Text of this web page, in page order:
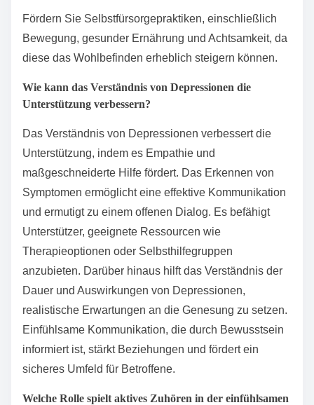
Fördern Sie Selbstfürsorgepraktiken, einschließlich
Bewegung, gesunder Ernährung und Achtsamkeit, da
diese das Wohlbefinden erheblich steigern können.
Wie kann das Verständnis von Depressionen die
Unterstützung verbessern?
Das Verständnis von Depressionen verbessert die
Unterstützung, indem es Empathie und
maßgeschneiderte Hilfe fördert. Das Erkennen von
Symptomen ermöglicht eine effektive Kommunikation
und ermutigt zu einem offenen Dialog. Es befähigt
Unterstützer, geeignete Ressourcen wie
Therapieoptionen oder Selbsthilfegruppen
anzubieten. Darüber hinaus hilft das Verständnis der
Dauer und Auswirkungen von Depressionen,
realistische Erwartungen an die Genesung zu setzen.
Einfühlsame Kommunikation, die durch Bewusstsein
informiert ist, stärkt Beziehungen und fördert ein
sicheres Umfeld für Betroffene.
Welche Rolle spielt aktives Zuhören in der einfühlsamen